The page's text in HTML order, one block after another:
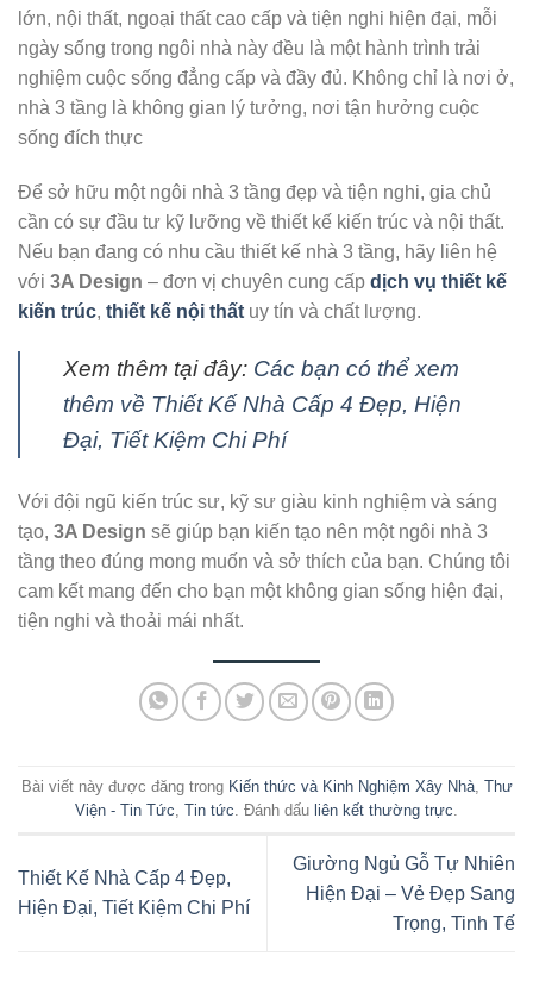
lớn, nội thất, ngoại thất cao cấp và tiện nghi hiện đại, mỗi
ngày sống trong ngôi nhà này đều là một hành trình trải
nghiệm cuộc sống đẳng cấp và đầy đủ. Không chỉ là nơi ở,
nhà 3 tầng là không gian lý tưởng, nơi tận hưởng cuộc
sống đích thực
Để sở hữu một ngôi nhà 3 tầng đẹp và tiện nghi, gia chủ
cần có sự đầu tư kỹ lưỡng về thiết kế kiến trúc và nội thất.
Nếu bạn đang có nhu cầu thiết kế nhà 3 tầng, hãy liên hệ
với 3A Design – đơn vị chuyên cung cấp dịch vụ thiết kế
kiến trúc, thiết kế nội thất uy tín và chất lượng.
Xem thêm tại đây: Các bạn có thể xem
thêm về Thiết Kế Nhà Cấp 4 Đẹp, Hiện
Đại, Tiết Kiệm Chi Phí
Với đội ngũ kiến trúc sư, kỹ sư giàu kinh nghiệm và sáng
tạo, 3A Design sẽ giúp bạn kiến tạo nên một ngôi nhà 3
tầng theo đúng mong muốn và sở thích của bạn. Chúng tôi
cam kết mang đến cho bạn một không gian sống hiện đại,
tiện nghi và thoải mái nhất.
Bài viết này được đăng trong Kiến thức và Kinh Nghiệm Xây Nhà, Thư
Viện - Tin Tức Tin tức . Đánh dấu liên kết thường trực
Thiết Kế Nhà Cấp 4 Đẹp,
Hiện Đại, Tiết Kiệm Chi Phí
Giường Ngủ Gỗ Tự Nhiên
Hiện Đại – Vẻ Đẹp Sang
Trọng, Tinh Tế